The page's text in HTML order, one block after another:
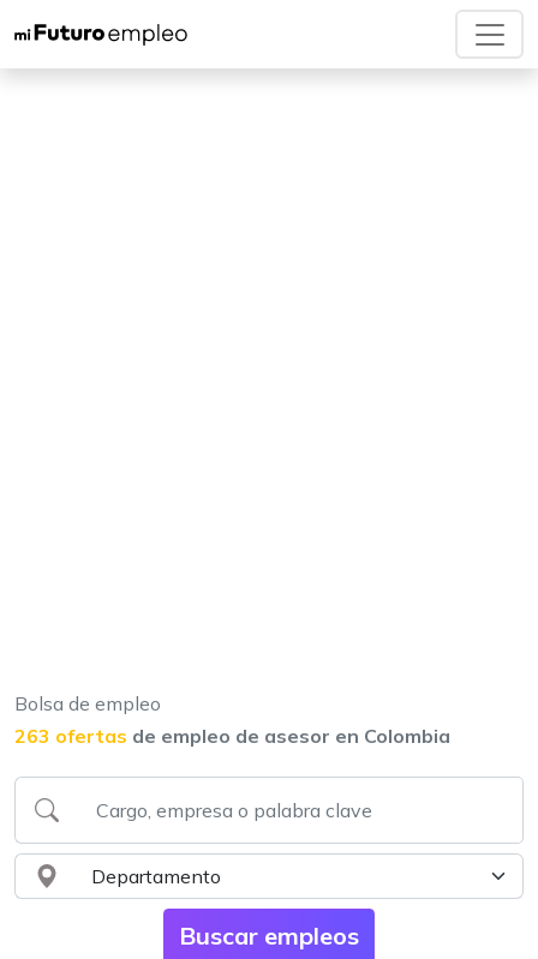
Bolsa de empleo
263 ofertas de empleo de asesor en Colombia